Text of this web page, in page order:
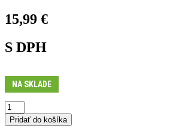
15,99 €
S DPH
NA SKLADE
množstvo
Omotávka
SPORT
Pridať do košíka